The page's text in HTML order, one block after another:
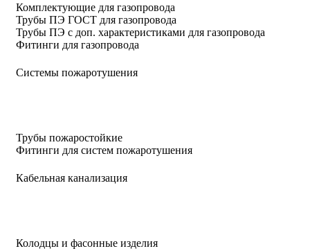
Комплектующие для газопровода
Трубы ПЭ ГОСТ для газопровода
Трубы ПЭ с доп. характеристиками для газопровода
Фитинги для газопровода
Системы пожаротушения
Трубы пожаростойкие
Фитинги для систем пожаротушения
Кабельная канализация
Колодцы и фасонные изделия